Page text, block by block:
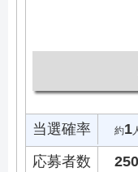
当選確率 約1
応募者数 250